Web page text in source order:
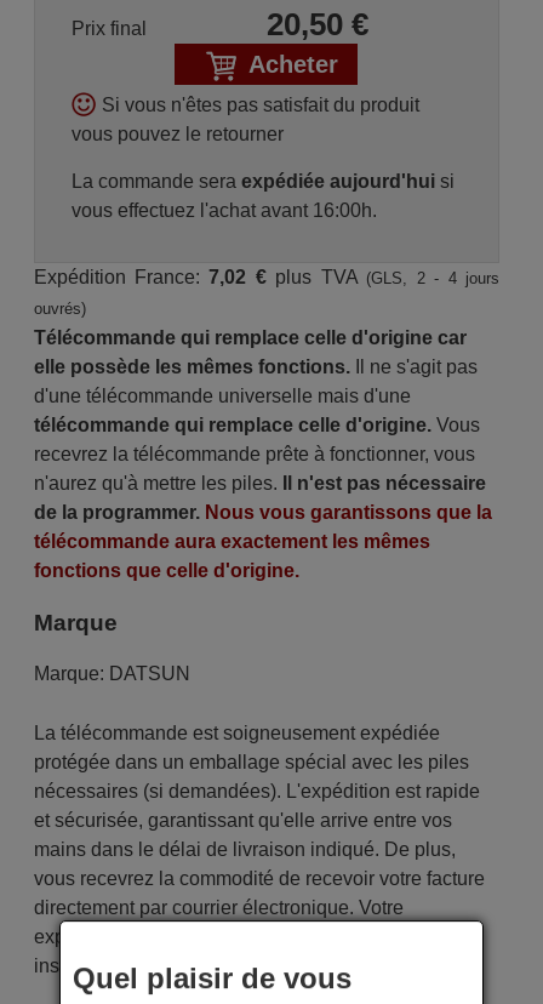
Prix final
20,50€
Acheter
Si vous n'êtes pas satisfait du produit
vous pouvez le retourner
La commande sera expédiée aujourd'huisi
vous effectuez l'achat avant 16:00h.
Expédition France:7,02 €plus TVA (GLS, 2 - 4 jours
ouvrés)
Télécommande qui remplace celle d'origine car
elle possède les mêmes fonctions.Il ne s'agit pas
d'une télécommande universelle mais d'une
télécommande qui remplace celle d'origine.Vous
recevrez la télécommande prête à fonctionner, vous
n'aurez qu'à mettre les piles.
Il n'est pas nécessaire
de la programmer. Nous vous garantissons que la
télécommande aura exactement les mêmes
fonctions que celle d'origine.
Marque
Marque: DATSUN
La télécommande est soigneusement expédiée
protégée dans un emballage spécial avec les piles
nécessaires (si demandées). L'expédition est rapide
et sécurisée, garantissant qu'elle arrive entre vos
mains dans le délai de livraison indiqué. De plus,
vous recevrez la commodité de recevoir votre facture
directement par courrier électronique. Votre
expérience d'achat sera impeccable dès le premier
instant !Quel plaisir de vous